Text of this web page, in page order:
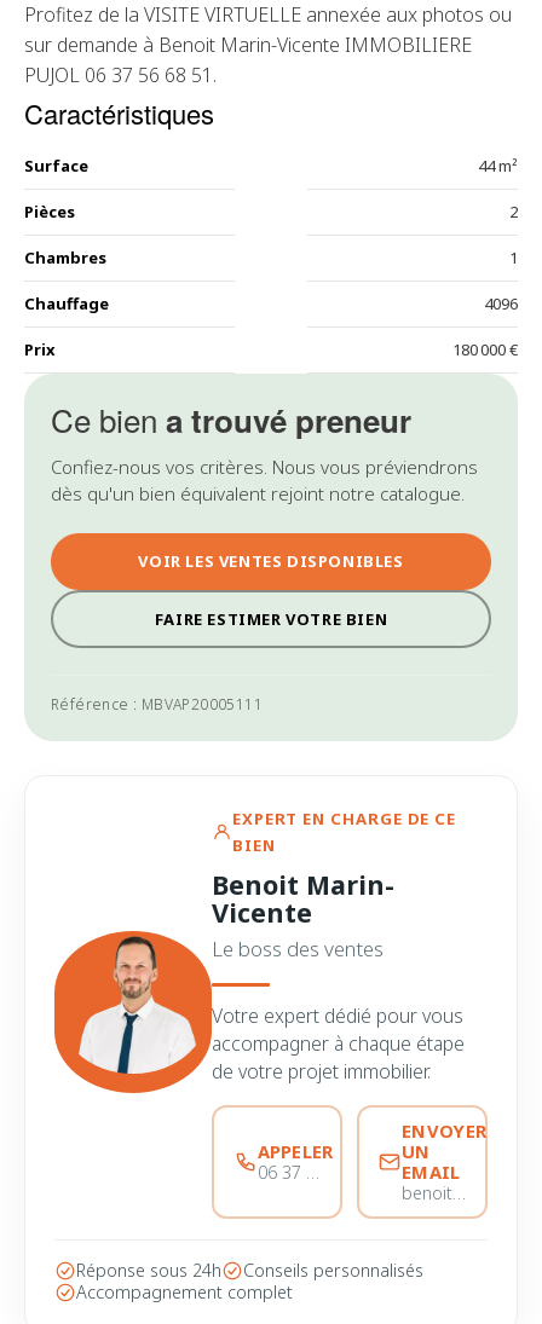
Ce bien a trouvé preneur
Confiez-nous vos critères. Nous vous préviendrons
dès qu'un bien équivalent rejoint notre catalogue.
VOIR LES VENTES DISPONIBLES
FAIRE ESTIMER VOTRE BIEN
Référence : MBVAP20005111
Profitez de la VISITE VIRTUELLE annexée aux photos ou
sur demande à Benoit Marin-Vicente IMMOBILIERE
PUJOL 06 37 56 68 51.
Caractéristiques
Surface 44 m²
Pièces 2
Chambres 1
Chauffage 4096
Prix 180 000 €
EXPERT EN CHARGE DE CE
BIEN
Benoit Marin-
Vicente
Le boss des ventes
Votre expert dédié pour vous
accompagner à chaque étape
de votre projet immobilier.
APPELER
06 37 56 68 51
ENVOYER
UN
EMAIL
benoitmarinvicente@immobiliere-pujol.fr
Réponse sous 24h
Conseils personnalisés
Accompagnement complet